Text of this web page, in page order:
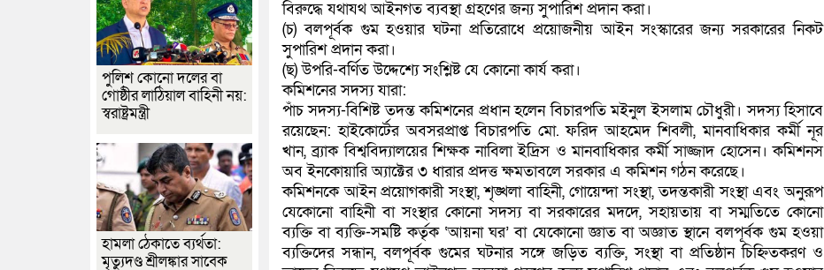
বিরুদ্ধে যথাযথ আইনগত ব্যবস্থা গ্রহণের জন্য সুপারিশ প্রদান করা।
(চ) বলপূর্বক গুম হওয়ার ঘটনা প্রতিরোধে প্রয়োজনীয় আইন সংস্কারের জন্য সরকারের নিকট
সুপারিশ প্রদান করা।
(ছ) উপরি-বর্ণিত উদ্দেশ্যে সংশ্লিষ্ট যে কোনো কার্য করা।
কমিশনের সদস্য যারা:
পাঁচ সদস্য-বিশিষ্ট তদন্ত কমিশনের প্রধান হলেন বিচারপতি মইনুল ইসলাম চৌধুরী। সদস্য হিসাবে
রয়েছেন: হাইকোর্টের অবসরপ্রাপ্ত বিচারপতি মো. ফরিদ আহমেদ শিবলী, মানবাধিকার কর্মী নূর
খান, ব্র্যাক বিশ্ববিদ্যালয়ের শিক্ষক নাবিলা ইদ্রিস ও মানবাধিকার কর্মী সাজ্জাদ হোসেন। কমিশনস
অব ইনকোয়ারি অ্যাক্টের ৩ ধারার প্রদত্ত ক্ষমতাবলে সরকার এ কমিশন গঠন করেছে।
কমিশনকে আইন প্রয়োগকারী সংস্থা, শৃঙ্খলা বাহিনী, গোয়েন্দা সংস্থা, তদন্তকারী সংস্থা এবং অনুরূপ
যেকোনো বাহিনী বা সংস্থার কোনো সদস্য বা সরকারের মদদে, সহায়তায় বা সম্মতিতে কোনো
ব্যক্তি বা ব্যক্তি-সমষ্টি কর্তৃক ‘আয়না ঘর’ বা যেকোনো জ্ঞাত বা অজ্ঞাত স্থানে বলপূর্বক গুম হওয়া
ব্যক্তিদের সন্ধান, বলপূর্বক গুমের ঘটনার সঙ্গে জড়িত ব্যক্তি, সংস্থা বা প্রতিষ্ঠান চিহ্নিতকরণ ও
পুলিশ কোনো দলের বা
গোষ্ঠীর লাঠিয়াল বাহিনী নয়:
স্বরাষ্ট্রমন্ত্রী
হামলা ঠেকাতে ব্যর্থতা:
মৃত্যুদণ্ড শ্রীলঙ্কার সাবেক